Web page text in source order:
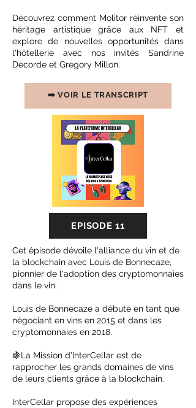
Découvrez comment Molitor réinvente son
héritage artistique grâce aux NFT et
explore de nouvelles opportunités dans
l'hôtellerie avec nos invités Sandrine
Decorde et Gregory Millon.
➡️ VOIR LE TRANSCRIPT
EPISODE 11
Cet épisode dévoile l'alliance du vin et de
la blockchain avec Louis de Bonnecaze,
pionnier de l'adoption des cryptomonnaies
dans le vin.
Louis de Bonnecaze a débuté en tant que
négociant en vins en 2015 et dans les
cryptomonnaies en 2018.
🍇La Mission d'InterCellar est de
rapprocher les grands domaines de vins
de leurs clients grâce à la blockchain.
InterCellar propose des expériences